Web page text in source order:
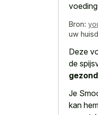
Bron:
uw
Deze
de
Je
kan